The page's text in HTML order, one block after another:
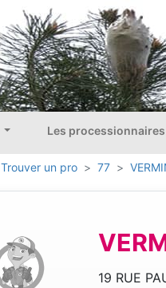
Les processionnaires
Trouver un pro 77
19 RUE